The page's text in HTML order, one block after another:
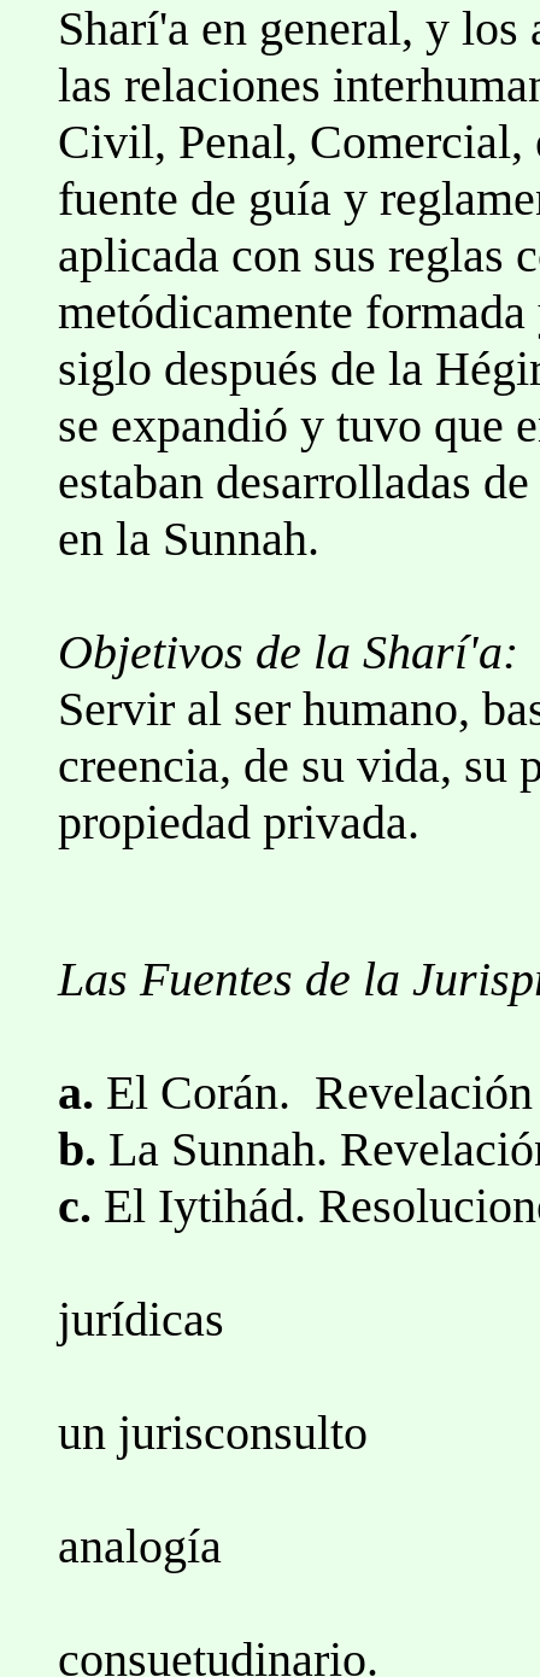
Sharí'a en general, y los
las relaciones
Civil, Penal, Comercial,
fuente de guía y
aplicada con sus reglas
metódicamente
siglo después de la
se expandió y tuvo que
estaban desarrolladas
en la Sunnah.
Objetivos de la Sharí'a:
Servir al ser humano,
creencia, de su vida, su
propiedad privada.
Las Fuentes de la
a. El Corán.
b. La Sunnah.
c. El Iytihád.
jurídicas
un jurisconsulto
analogía
consuetudinario.